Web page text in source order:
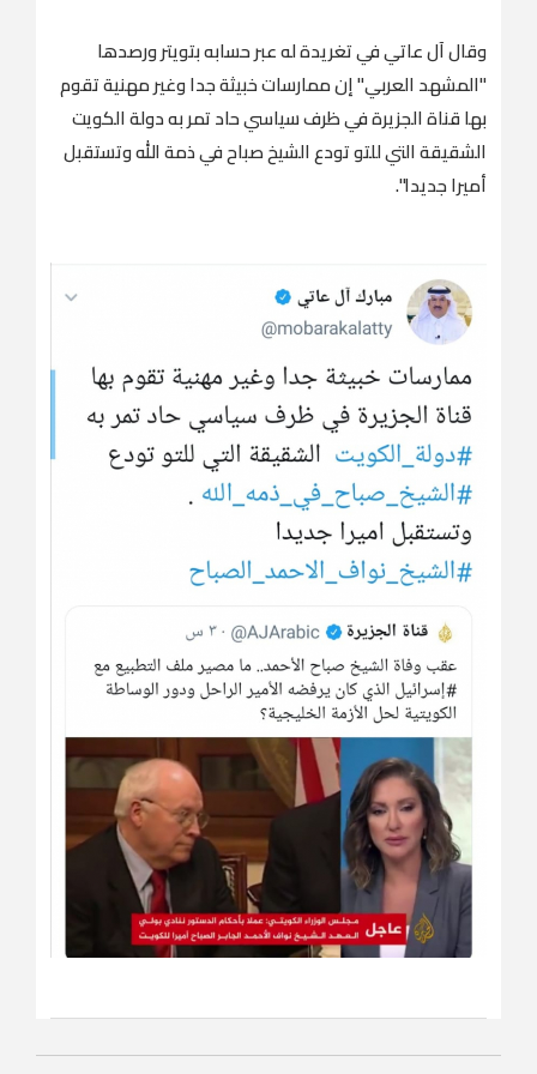
وقال آل عاتي في تغريدة له عبر حسابه بتويتر ورصدها
"المشهد العربي" إن ‏ممارسات خبيثة جدا وغير مهنية تقوم
بها قناة الجزيرة في ظرف سياسي حاد تمر به ‎دولة الكويت
الشقيقة التي للتو تودع الشيخ صباح في ذمة الله وتستقبل
أميرا جديدا".